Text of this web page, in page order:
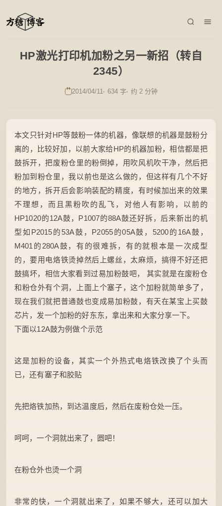
HP激光打印机加粉之另一新招（转自
2345）
2014/04/11 634 字 约 2 分钟
本文只针对HP等鼓粉一体的机器，像联想的机器是鼓粉分
离的，比较好加，以前大家给HP的机器加粉，相信都是把
鼓拆开，把废粉仓里的粉倒掉，用吹风机吹干净，然后把
粉加到粉仓里，我以前也是这么做的，但这样有几个不好
的地方，拆开后会影响装配的精度，有时候加出来的效果
不理想，而且黑粉吹的乱飞，对他人有影响，以前的
HP1020的12A鼓，P1007的88A鼓还好拆，后来新出的机
型如P2015的53A鼓，P2055的05A鼓，5200的16A鼓，
M401的280A鼓，有的很难拆，有的就根本是一次成型
的，要用电烙铁烫掉然后上螺丝，太麻烦，搞得不好还把
鼓搞坏，相信大家看到过易加粉鼓吧， 其实就是在废粉仓
和粉仓外有个洞，上面上个塞子，这个加粉就简单多了，
现在我们就把普通鼓也变成易加粉鼓，有天在某宝上买鼓
芯片，发一个加粉的好东东，拿出来和大家分享一下。
下面以12A鼓为例做个示范
这是加粉的设备，其实一个外热式电烙铁改换了个头而
已，还有塞子和胶贴
先把烙铁加热，到达温度后，然后在废粉仓处一压。
呵呵，一个洞就出来了，圆吧！
在粉仓外也烫一个洞
非常的快，一个洞就出来了，如果不够大，还可以加大